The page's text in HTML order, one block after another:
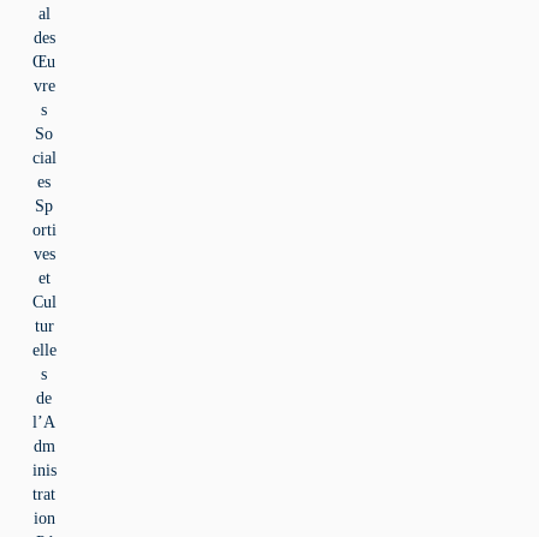
al
des
Œu
vre
s
So
cial
es
Sp
orti
ves
et
Cul
tur
elle
s
de
l’A
dm
inis
trat
ion